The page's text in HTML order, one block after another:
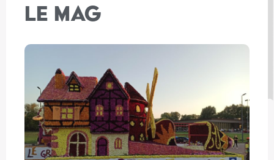
LE MAG